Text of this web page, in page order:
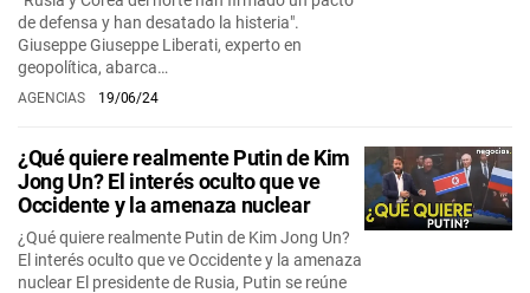
de defensa y han desatado la histeria".
Giuseppe Giuseppe Liberati, experto en
geopolítica, abarca…
AGENCIAS 19/06/24
¿Qué quiere realmente Putin de Kim
Jong Un? El interés oculto que ve
Occidente y la amenaza nuclear
¿Qué quiere realmente Putin de Kim Jong Un?
El interés oculto que ve Occidente y la amenaza
nuclear El presidente de Rusia, Putin se reúne